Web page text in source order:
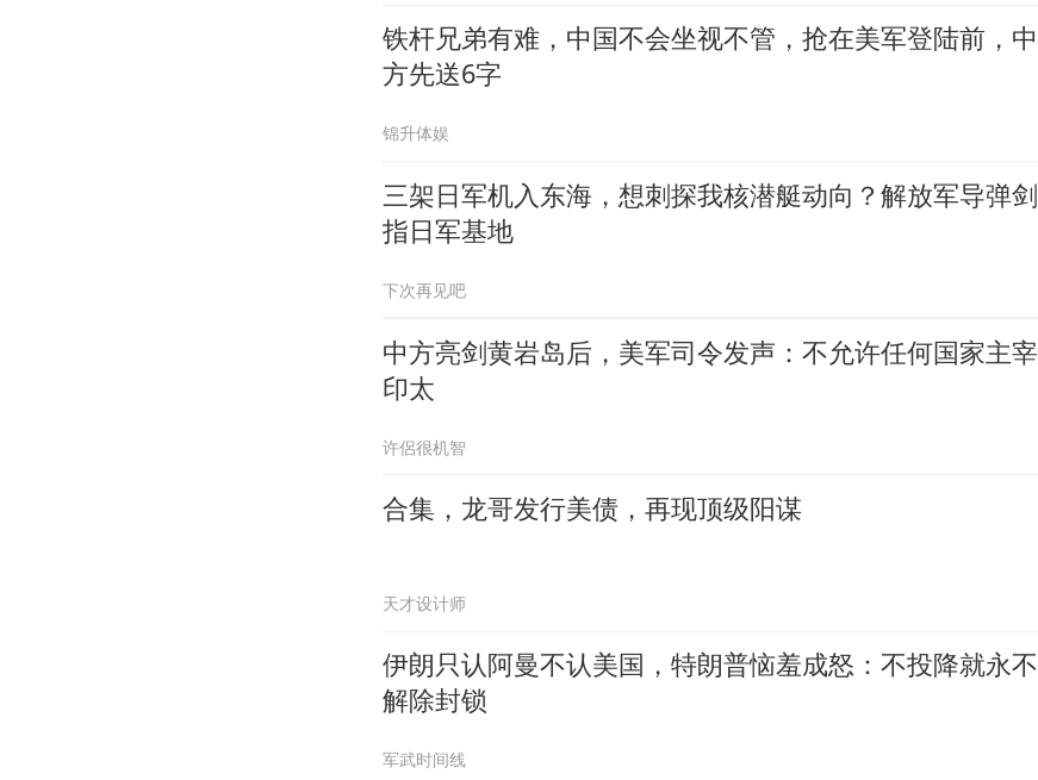
铁杆兄弟有难，中国不会坐视不管，抢在美军登陆前，中
方先送6字
锦升体娱
三架日军机入东海，想刺探我核潜艇动向？解放军导弹剑
指日军基地
下次再见吧
中方亮剑黄岩岛后，美军司令发声：不允许任何国家主宰
印太
许侶很机智
合集，龙哥发行美债，再现顶级阳谋
天才设计师
伊朗只认阿曼不认美国，特朗普恼羞成怒：不投降就永不
解除封锁
军武时间线